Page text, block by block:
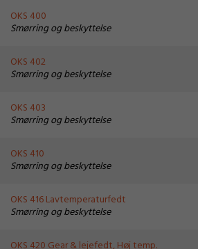
OKS 400
Smørring og beskyttelse
OKS 402
Smørring og beskyttelse
OKS 403
Smørring og beskyttelse
OKS 410
Smørring og beskyttelse
OKS 416 Lavtemperaturfedt
Smørring og beskyttelse